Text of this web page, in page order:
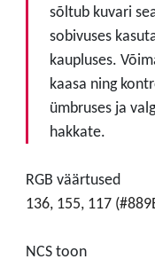
sõltub kuvari
sobivuses
kaupluses.
kaasa ning
ümbruses ja
hakkate.
RGB väärtused
136, 155, 117
NCS toon